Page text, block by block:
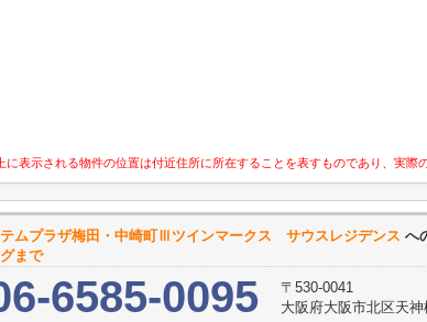
表示される物件の位置は付近住所に所在することを表すものであり、実際
ムプラザ梅田・中崎町Ⅲツインマークス サウスレジデンス へ
まで
6585-0095
〒530-0041
大阪府大阪市北区天